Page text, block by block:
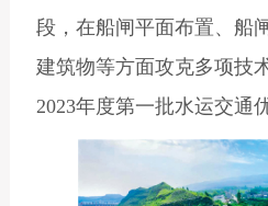
段，在船闸平面布置、船
建筑物等方面攻克多项技
2023年度第一批水运交通